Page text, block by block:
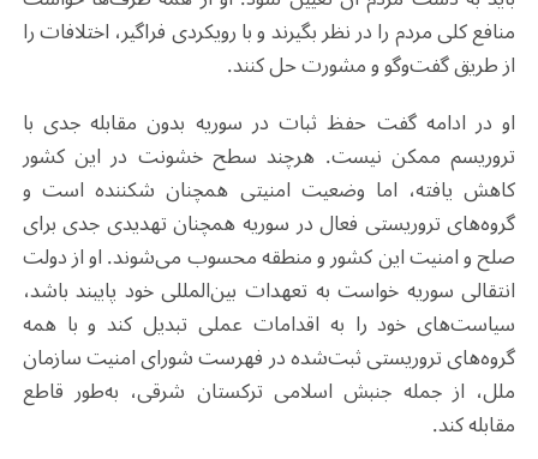
منافع کلی مردم را در نظر بگیرند و با رویکردی فراگیر، اختلافات را
از طریق گفت‌وگو و مشورت حل کنند.
او در ادامه گفت حفظ ثبات در سوریه بدون مقابله جدی با
تروریسم ممکن نیست. هرچند سطح خشونت در این کشور
کاهش یافته، اما وضعیت امنیتی همچنان شکننده است و
گروه‌های تروریستی فعال در سوریه همچنان تهدیدی جدی برای
صلح و امنیت این کشور و منطقه محسوب می‌شوند. او از دولت
انتقالی سوریه خواست به تعهدات بین‌المللی خود پایبند باشد،
سیاست‌های خود را به اقدامات عملی تبدیل کند و با همه
گروه‌های تروریستی ثبت‌شده در فهرست شورای امنیت سازمان
ملل، از جمله جنبش اسلامی ترکستان شرقی، به‌طور قاطع
مقابله کند.